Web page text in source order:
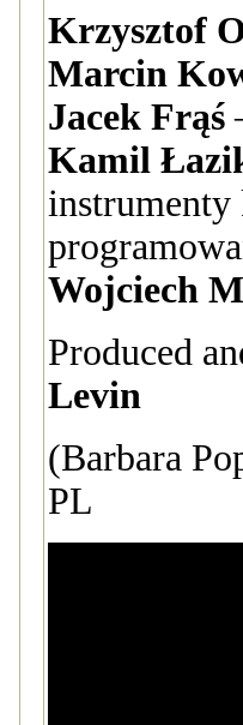
Krzysztof
Marcin
Jacek Frąś
Kamil
instrumenty
Wojciech
Produced
Levin
(Barbara
PL